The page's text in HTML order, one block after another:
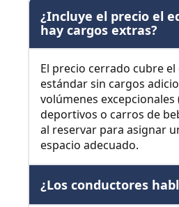
¿Incluye el precio el
hay cargos extras?
El precio cerrado cubre
estándar sin cargos
volúmenes
deportivos o carros de
al reservar para asignar
espacio adecuado.
¿Los conductores